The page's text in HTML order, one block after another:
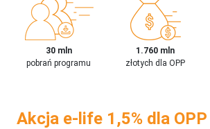
30 mln
pobrań programu
1.760 mln
złotych dla OPP
Akcja e-life 1,5% dla